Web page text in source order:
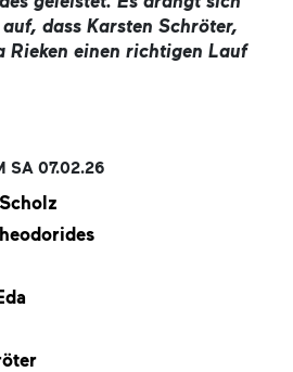
dass Karsten Schröter,
Rieken einen richtigen Lauf
SA07.02.26